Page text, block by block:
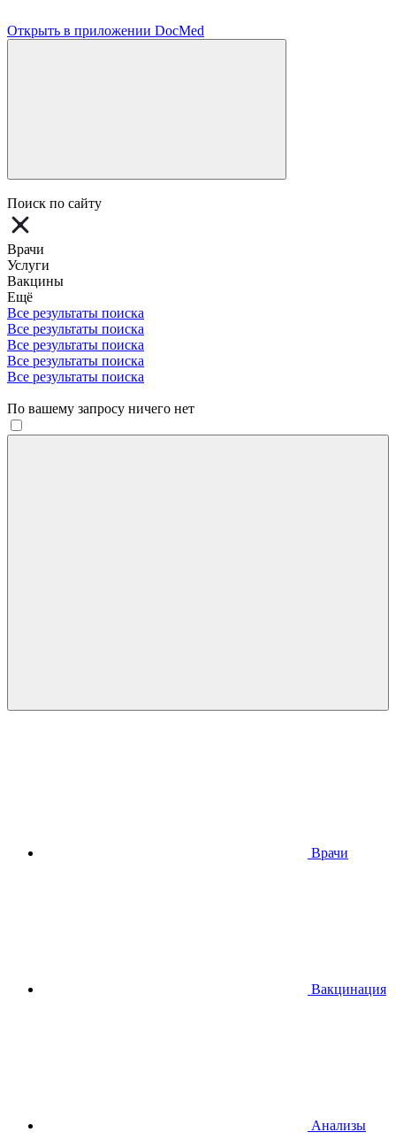
Открыть в приложении DocMed
Поиск по сайту
Врачи
Услуги
Вакцины
Ещё
Все результаты поиска
Все результаты поиска
Все результаты поиска
Все результаты поиска
Все результаты поиска
По вашему запросу ничего нет
Врачи
Вакцинация
Анализы